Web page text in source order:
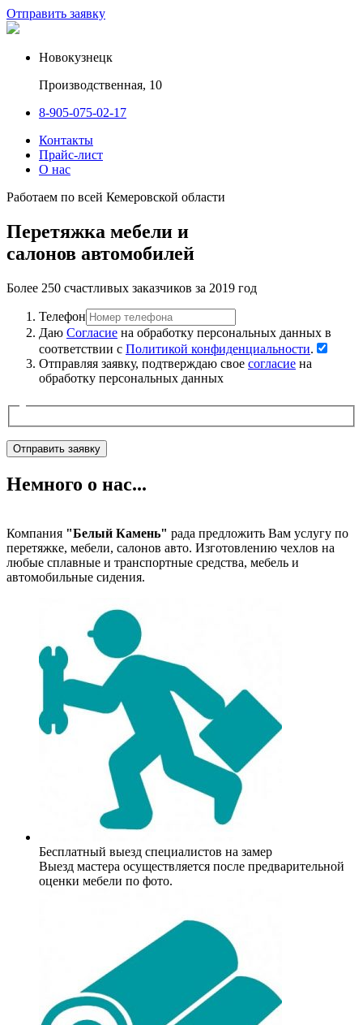
Отправить заявку
Новокузнецк
Производственная, 10
8-905-075-02-17
Контакты
Прайс-лист
О нас
Работаем по всей Кемеровской области
Перетяжка мебели и
салонов автомобилей
Более 250 счастливых заказчиков за 2019 год
Телефон
Даю Согласие на обработку персональных данных в
соответствии с Политикой конфиденциальности.
Отправляя заявку, подтверждаю свое согласие на
обработку персональных данных
Отправить заявку
Немного о нас...
Компания "Белый Камень" рада предложить Вам услугу по
перетяжке, мебели, салонов авто. Изготовлению чехлов на
любые сплавные и транспортные средства, мебель и
автомобильные сидения.
Бесплатный выезд специалистов на замер
Выезд мастера осуществляется после предварительной
оценки мебели по фото.